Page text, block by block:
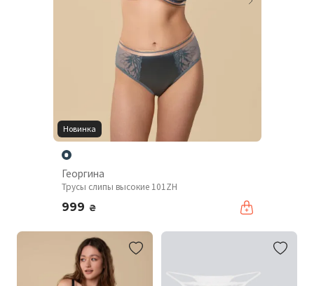
Новинка
Георгина
Трусы слипы высокие 101ZH
999 ₴